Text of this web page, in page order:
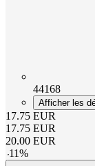
44168
Afficher les
17.75 EUR
17.75 EUR
20.00 EUR
-11%